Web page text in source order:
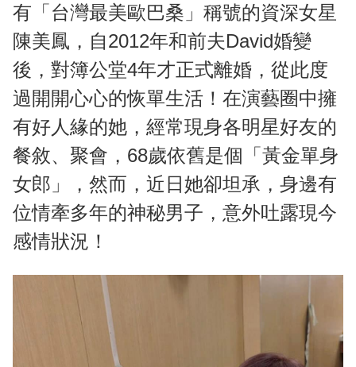
M
t
e
有「台灣最美歐巴桑」稱號的資深女星
陳美鳳，自2012年和前夫David婚變
後，對簿公堂4年才正式離婚，從此度
過開開心心的恢單生活！在演藝圈中擁
有好人緣的她，經常現身各明星好友的
餐敘、聚會，68歲依舊是個「黃金單身
女郎」，然而，近日她卻坦承，身邊有
位情牽多年的神秘男子，意外吐露現今
感情狀況！